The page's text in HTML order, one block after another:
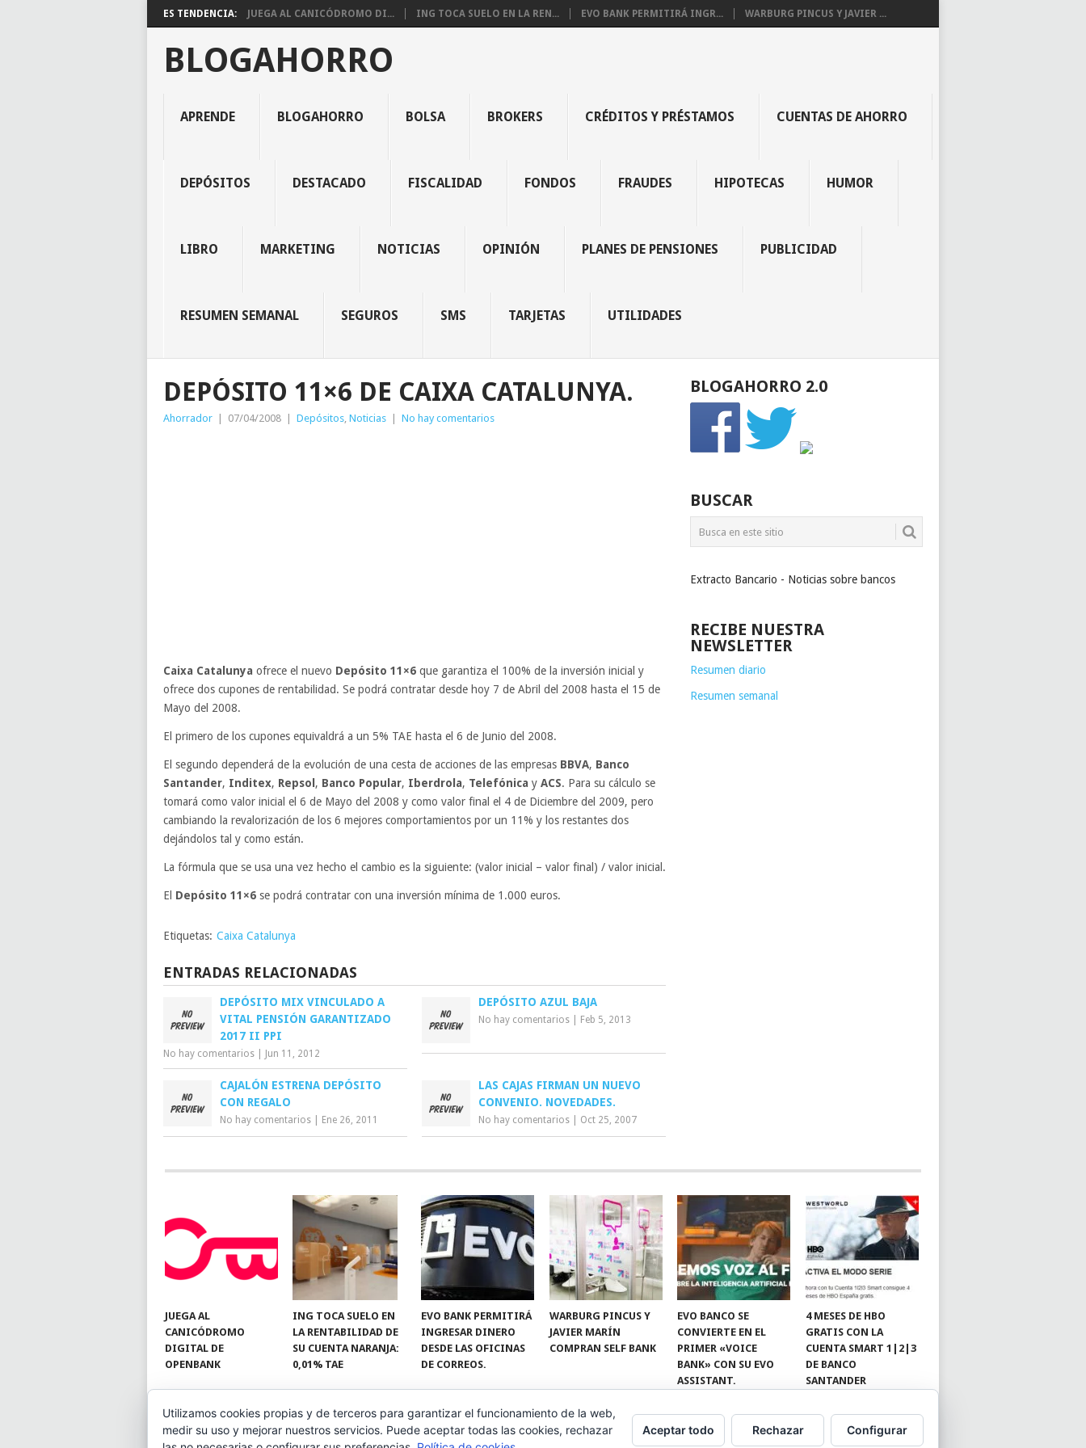
ES TENDENCIA: JUEGA AL CANICÓDROMO DI... ING TOCA SUELO EN LA REN... EVO BANK PERMITIRÁ INGR... WARBURG PINCUS Y JAVIER ...
BLOGAHORRO
APRENDE BLOGAHORRO BOLSA BROKERS CRÉDITOS Y PRÉSTAMOS CUENTAS DE AHORRO
DEPÓSITOS DESTACADO FISCALIDAD FONDOS FRAUDES HIPOTECAS HUMOR
LIBRO MARKETING NOTICIAS OPINIÓN PLANES DE PENSIONES PUBLICIDAD
RESUMEN SEMANAL SEGUROS SMS TARJETAS UTILIDADES
DEPÓSITO 11×6 DE CAIXA CATALUNYA.
Ahorrador 07/04/2008 Depósitos, Noticias No hay comentarios
Caixa Catalunya ofrece el nuevo Depósito 11×6 que garantiza el 100% de la inversión inicial y
ofrece dos cupones de rentabilidad. Se podrá contratar desde hoy 7 de Abril del 2008 hasta el 15 de
Mayo del 2008.
El primero de los cupones equivaldrá a un 5% TAE hasta el 6 de Junio del 2008.
El segundo dependerá de la evolución de una cesta de acciones de las empresas BBVA, Banco
Santander, Inditex, Repsol , Banco Popular, Iberdrola, Telefónica y ACS. Para su cálculo se
tomará como valor inicial el 6 de Mayo del 2008 y como valor final el 4 de Diciembre del 2009, pero
cambiando la revalorización de los 6 mejores comportamientos por un 11% y los restantes dos
dejándolos tal y como están.
La fórmula que se usa una vez hecho el cambio es la siguiente: (valor inicial – valor final) / valor inicial.
El Depósito 11×6 se podrá contratar con una inversión mínima de 1.000 euros.
Etiquetas: Caixa Catalunya
ENTRADAS RELACIONADAS
DEPÓSITO MIX VINCULADO A
VITAL PENSIÓN GARANTIZADO
2017 II PPI
No hay comentarios Jun 11, 2012
DEPÓSITO AZUL BAJA
No hay comentarios Feb 5, 2013
CAJALÓN ESTRENA DEPÓSITO
CON REGALO
No hay comentarios Ene 26, 2011
LAS CAJAS FIRMAN UN NUEVO
CONVENIO. NOVEDADES.
No hay comentarios Oct 25, 2007
BLOGAHORRO 2.0
BUSCAR
Extracto Bancario - Noticias sobre bancos
RECIBE NUESTRA
NEWSLETTER
Resumen diario
Resumen semanal
JUEGA AL
CANICÓDROMO
DIGITAL DE
OPENBANK
ING TOCA SUELO EN
LA RENTABILIDAD DE
SU CUENTA NARANJA:
0,01% TAE
EVO BANK PERMITIRÁ
INGRESAR DINERO
DESDE LAS OFICINAS
DE CORREOS.
WARBURG PINCUS Y
JAVIER MARÍN
COMPRAN SELF BANK
EVO BANCO SE
CONVIERTE EN EL
PRIMER «VOICE
BANK» CON SU EVO
ASSISTANT.
4 MESES DE HBO
GRATIS CON LA
CUENTA SMART 1|2|3
DE BANCO
SANTANDER
© 2026 BLOGAHORRO
Utilizamos cookies propias y de terceros para garantizar el funcionamiento de la web,
medir su uso y mejorar nuestros servicios. Puede aceptar todas las cookies, rechazar
Aceptar todo Rechazar Configurar